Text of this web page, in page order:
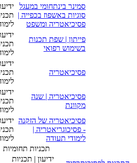
סמינר בינתחומי במעגל
סוגיות באשפוז בכפייה |
פסיכיאטריה ומשפט
פייתון | שפת תכנות
בשימוש רפואי
פסיכיאטריה
פסיכיאטריה | שנה
מקוונת
פסיכיאטריה של הזקנה
- פסיכוגריאטריה |
לימודי תעודה
תכניות תחומיות
ידיעון | תכניות